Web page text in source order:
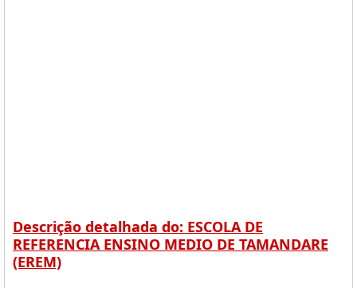
Descrição detalhada do: ESCOLA DE
REFERENCIA ENSINO MEDIO DE TAMANDARE
(EREM)